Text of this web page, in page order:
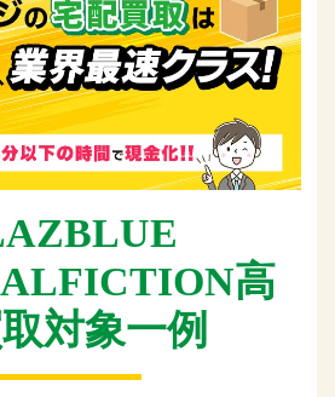
高
対象一例